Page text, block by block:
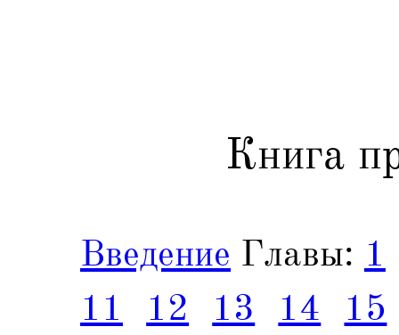
Книга
Введение Главы: 1
11
12 13 14
15